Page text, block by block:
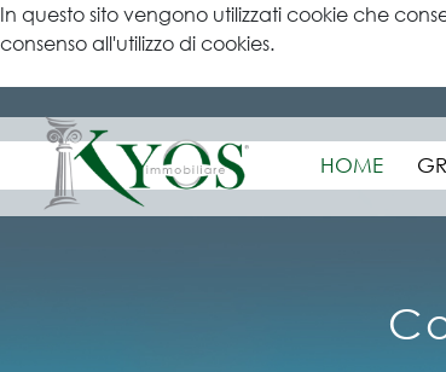
In questo sito vengono utilizzati cookie che
consenso all'utilizzo di cookies.
HOME